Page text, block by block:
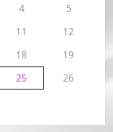
4
5
11
12
18
19
25
26